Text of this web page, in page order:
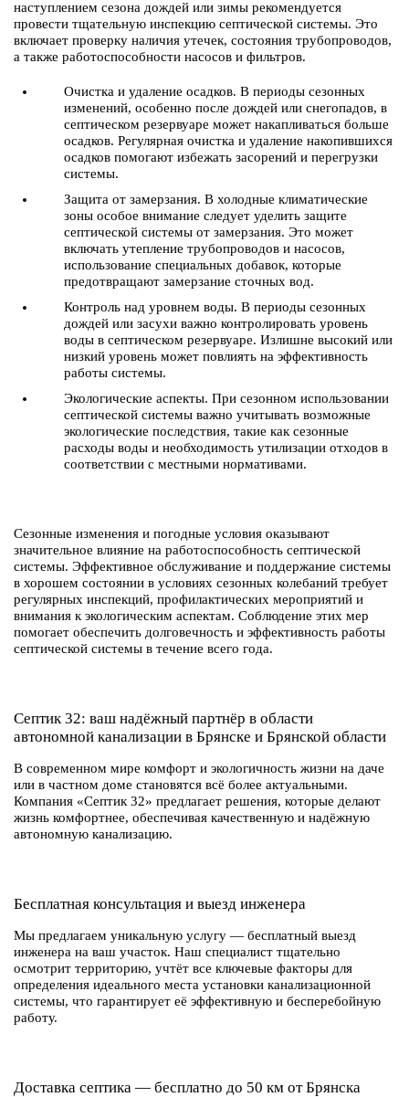
наступлением сезона дождей или зимы рекомендуется
провести тщательную инспекцию септической системы. Это
включает проверку наличия утечек, состояния трубопроводов,
а также работоспособности насосов и фильтров.
Очистка и удаление осадков. В периоды сезонных
изменений, особенно после дождей или снегопадов, в
септическом резервуаре может накапливаться больше
осадков. Регулярная очистка и удаление накопившихся
осадков помогают избежать засорений и перегрузки
системы.
Защита от замерзания. В холодные климатические
зоны особое внимание следует уделить защите
септической системы от замерзания. Это может
включать утепление трубопроводов и насосов,
использование специальных добавок, которые
предотвращают замерзание сточных вод.
Контроль над уровнем воды. В периоды сезонных
дождей или засухи важно контролировать уровень
воды в септическом резервуаре. Излишне высокий или
низкий уровень может повлиять на эффективность
работы системы.
Экологические аспекты. При сезонном использовании
септической системы важно учитывать возможные
экологические последствия, такие как сезонные
расходы воды и необходимость утилизации отходов в
соответствии с местными нормативами.
Сезонные изменения и погодные условия оказывают
значительное влияние на работоспособность септической
системы. Эффективное обслуживание и поддержание системы
в хорошем состоянии в условиях сезонных колебаний требует
регулярных инспекций, профилактических мероприятий и
внимания к экологическим аспектам. Соблюдение этих мер
помогает обеспечить долговечность и эффективность работы
септической системы в течение всего года.
Септик 32: ваш надёжный партнёр в области
автономной канализации в Брянске и Брянской области
В современном мире комфорт и экологичность жизни на даче
или в частном доме становятся всё более актуальными.
Компания «Септик 32» предлагает решения, которые делают
жизнь комфортнее, обеспечивая качественную и надёжную
автономную канализацию.
Бесплатная консультация и выезд инженера
Мы предлагаем уникальную услугу — бесплатный выезд
инженера на ваш участок. Наш специалист тщательно
осмотрит территорию, учтёт все ключевые факторы для
определения идеального места установки канализационной
системы, что гарантирует её эффективную и бесперебойную
работу.
Доставка септика — бесплатно до 50 км от Брянска